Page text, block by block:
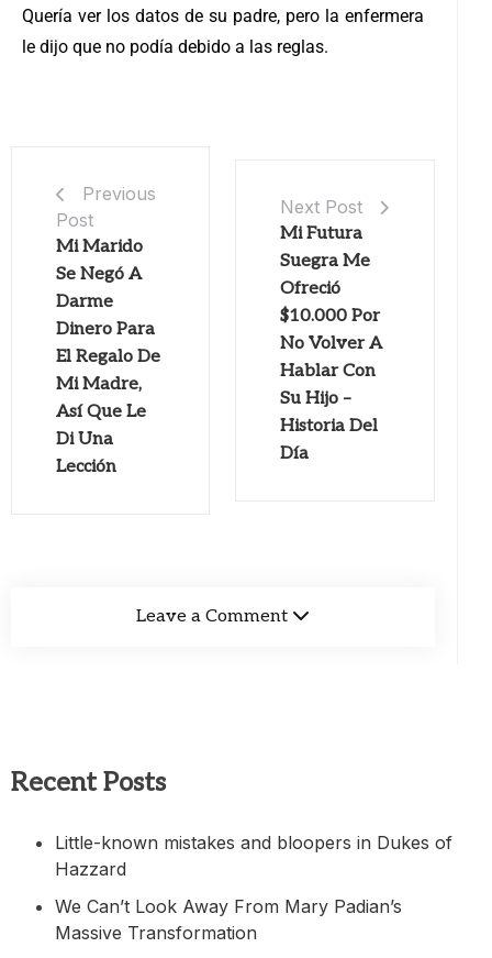
Quería ver los datos de su padre, pero la enfermera
le dijo que no podía debido a las reglas.
Previous
Post
Mi Marido
Se Negó A
Darme
Dinero Para
El Regalo De
Mi Madre,
Así Que Le
Di Una
Lección
Next Post
Mi Futura
Suegra Me
Ofreció
$10.000 Por
No Volver A
Hablar Con
Su Hijo –
Historia Del
Día
Leave a Comment
Recent Posts
Little-known mistakes and bloopers in Dukes of
Hazzard
We Can’t Look Away From Mary Padian’s
Massive Transformation